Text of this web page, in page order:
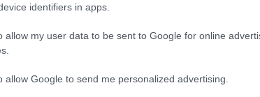
identifiers in apps.
allow my user data to be sent to Google for online
allow Google to send me personalized advertising.